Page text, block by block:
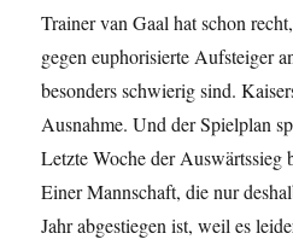
Trainer van Gaal hat schon
gegen euphorisierte Aufsteiger
besonders schwierig sind.
Ausnahme. Und der Spielplan
Letzte Woche der Auswärtssieg
Einer Mannschaft, die nur
Jahr abgestiegen ist, weil es